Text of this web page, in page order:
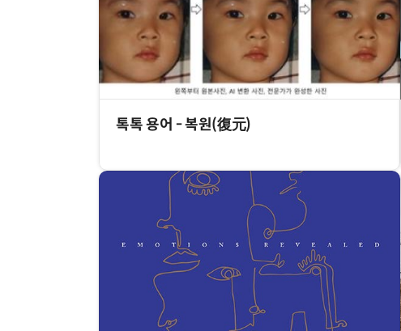
톡톡 용어 - 복원(復元)
IT 핫픽 - 씨앗 크기 수술 로봇